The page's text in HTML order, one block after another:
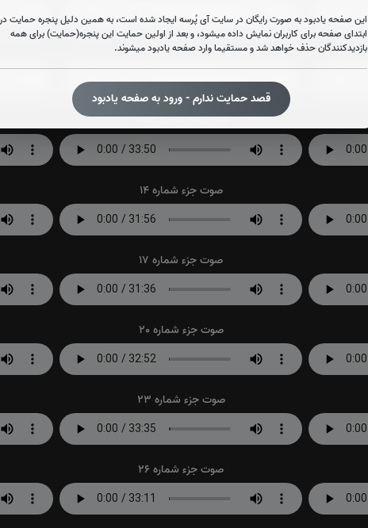
این صفحه یادبود به صورت رایگان در سایت آی پُرسه ایجاد شده است، به همین دلیل پنجره حمایت در
ابتدای صفحه برای کاربران نمایش داده میشود، و بعد از اولین حمایت این پنجره(حمایت) برای همه
بازدیدکنندگان حذف خواهد شد و مستقیما وارد صفحه یادبود میشوند.
قصد حمایت ندارم - ورود به صفحه یادبود
صوت جزء شماره 8
صوت جزء شماره 11
صوت جزء شماره 14
صوت جزء شماره 17
صوت جزء شماره 20
صوت جزء شماره 23
صوت جزء شماره 26